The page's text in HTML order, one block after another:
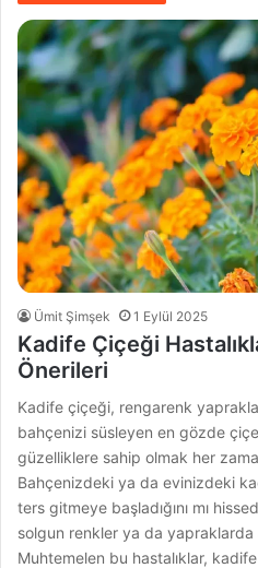
Ümit Şimşek 1 Eylül 2025
Kadife Çiçeği
Önerileri
Kadife çiçeği, rengarenk
bahçenizi süsleyen en gözde
güzelliklere sahip olmak her
Bahçenizdeki ya da evinizdeki
ters gitmeye başladığını mı
solgun renkler ya da yapraklarda
Muhtemelen bu hastalıklar,